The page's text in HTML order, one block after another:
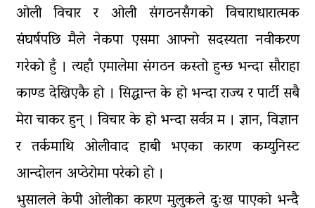
ओली विचार र ओली संगठनसँगको विचाराधारात्मक
संघर्षपछि मैले नेकपा एसमा आफ्नो सदस्यता नवीकरण
गरेको हुँ । त्यहाँ एमालेमा संगठन कस्तो हुन्छ भन्दा सौराहा
काण्ड देखिएकै हो । सिद्धान्त के हो भन्दा राज्य र पार्टी सबै
मेरा चाकर हुन् । विचार के हो भन्दा सर्वत्र म । ज्ञान, विज्ञान
र तर्कमाथि ओलीवाद हाबी भएका कारण कम्युनिस्ट
आन्दोलन अप्ठेरोमा परेको हो ।
भुसालले केपी ओलीका कारण मुलुकले दुःख पाएको भन्दै